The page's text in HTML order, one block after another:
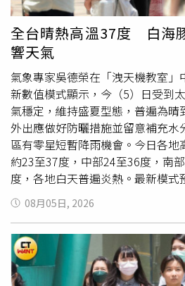
未來幾天觀察重點。降雨方面，氣
外圍雲系影響，西半部整天有短暫
雨，中南部清晨有局部較大雨勢機
到晴。週六、週日颱風影響最為明
有局部大雨或豪雨發生機率，其
以上等級降雨；中南部、東北部及
雨，中部平地同樣有局部大雨機
一起台灣將逐漸轉受西南風影響，
仍有局部短暫陣雨，南部降雨較
中南部仍有局部短暫陣雨或雷雨，
主，午後須留意局部雷陣雨。另外
下週二，基隆北海岸、東半部及
機率；馬祖則從今天起至週日也
免前往海邊觀浪或從事海上活動
發布情形。氣象署表示，週末北部
沉降作用，局部仍有焚風發生機率
「不確定性（紅框）」增大。第14
西方近海，即將登陸呂宋、並將減
颱「昌鴻」，向西北進行，朝日本
「共舞」條件（左圖）。最新（5日
（ECMWF）模式系集模擬顯示，
其北方高壓減弱的速度不同，以致
開始北偏的位置亦不同，若偏西
對臺影響較大，若在進入東海即
微；為對臺威脅大小的關鍵。吳
近轉東北風，迎風面的北部地區
部山區亦有局部雷陣雨的機率、影
偏晴熱。明日至下週日（7至9日
海面、漸向北迴轉；受其外圍掠
為有局部短暫陣雨的天氣，週六、
率，略轉涼，東半部因過山沉降，
各地皆應注意較強陣風。最新模
（10至12日）颱風遠離、臺灣轉西
全台晴熱高溫37度 白海
響天氣
氣象專家吳德榮在「洩天機教室
新數值模式顯示，今（5）日受到
氣穩定，維持盛夏型態，普遍為
外出應做好防曬措施並留意補充水
區有零星短暫降雨機會。今日各
約23至37度，中部24至36度，南
度，各地白天普遍炎熱。最新模式
附近逐漸轉為東北風環境，迎風
雨機會，中南部山區午後也有局
平地也可能受到降雨影響。預估週
日），受颱風外圍環流接近影響，
高，將轉為局部短暫陣雨天氣，週
勢，氣溫也將略為下降。同時，
08月05日, 2026